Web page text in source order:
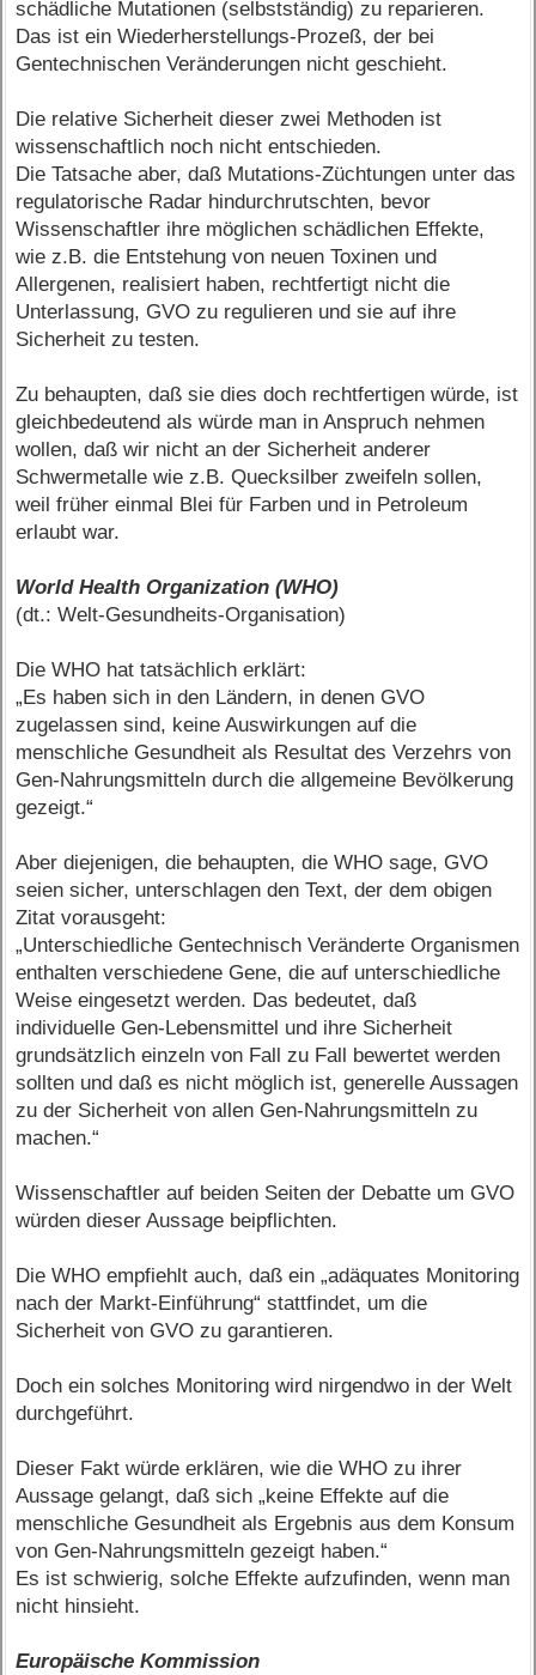
schädliche Mutationen (selbstständig) zu reparieren.
Das ist ein Wiederherstellungs-Prozeß, der bei
Gentechnischen Veränderungen nicht geschieht.
Die relative Sicherheit dieser zwei Methoden ist
wissenschaftlich noch nicht entschieden.
Die Tatsache aber, daß Mutations-Züchtungen unter das
regulatorische Radar hindurchrutschten, bevor
Wissenschaftler ihre möglichen schädlichen Effekte,
wie z.B. die Entstehung von neuen Toxinen und
Allergenen, realisiert haben, rechtfertigt nicht die
Unterlassung, GVO zu regulieren und sie auf ihre
Sicherheit zu testen.
Zu behaupten, daß sie dies doch rechtfertigen würde, ist
gleichbedeutend als würde man in Anspruch nehmen
wollen, daß wir nicht an der Sicherheit anderer
Schwermetalle wie z.B. Quecksilber zweifeln sollen,
weil früher einmal Blei für Farben und in Petroleum
erlaubt war.
World Health Organization (WHO)
(dt.: Welt-Gesundheits-Organisation)
Die WHO hat tatsächlich erklärt:
„Es haben sich in den Ländern, in denen GVO
zugelassen sind, keine Auswirkungen auf die
menschliche Gesundheit als Resultat des Verzehrs von
Gen-Nahrungsmitteln durch die allgemeine Bevölkerung
gezeigt.“
Aber diejenigen, die behaupten, die WHO sage, GVO
seien sicher, unterschlagen den Text, der dem obigen
Zitat vorausgeht:
„Unterschiedliche Gentechnisch Veränderte Organismen
enthalten verschiedene Gene, die auf unterschiedliche
Weise eingesetzt werden. Das bedeutet, daß
individuelle Gen-Lebensmittel und ihre Sicherheit
grundsätzlich einzeln von Fall zu Fall bewertet werden
sollten und daß es nicht möglich ist, generelle Aussagen
zu der Sicherheit von allen Gen-Nahrungsmitteln zu
machen.“
Wissenschaftler auf beiden Seiten der Debatte um GVO
würden dieser Aussage beipflichten.
Die WHO empfiehlt auch, daß ein „adäquates Monitoring
nach der Markt-Einführung“ stattfindet, um die
Sicherheit von GVO zu garantieren.
Doch ein solches Monitoring wird nirgendwo in der Welt
durchgeführt.
Dieser Fakt würde erklären, wie die WHO zu ihrer
Aussage gelangt, daß sich „keine Effekte auf die
menschliche Gesundheit als Ergebnis aus dem Konsum
von Gen-Nahrungsmitteln gezeigt haben.“
Es ist schwierig, solche Effekte aufzufinden, wenn man
nicht hinsieht.
Europäische Kommission